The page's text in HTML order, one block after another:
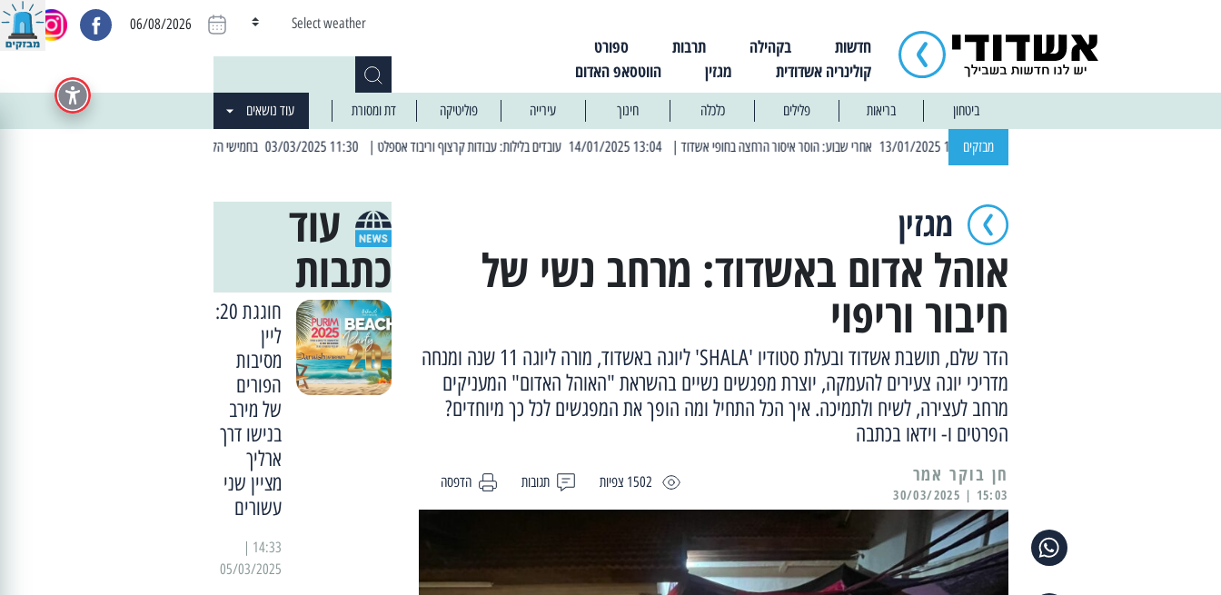
חדשות בקהילה תרבות
ספורט
קולינריה אשדודית
מגזין הווטסאפ האדום
Select weather
06/08/2026
ביטחון בריאות פלילים כלכלה חינוך עירייה פוליטיקה דת ומסורת עוד נושאים
מבזקים | 13:04 14/01/2025 עובדים בלילות: עבודות קרצוף וריבוד אספלט | 11:30 03/03/2025 בחמישי הקרוב: הרחובות בהם תהיה הפסקת חשמל יזומה
מגזין
אוהל אדום באשדוד: מרחב נשי של
חיבור וריפוי
הדר שלם, תושבת אשדוד ובעלת סטודיו 'SHALA' ליוגה באשדוד, מורה ליוגה 11 שנה ומנחה
מדריכי יוגה צעירים להעמקה, יוצרת מפגשים נשיים בהשראת "האוהל האדום" המעניקים
מרחב לעצירה, לשיח ולתמיכה. איך הכל התחיל ומה הופך את המפגשים לכל כך מיוחדים?
הפרטים ו- וידאו בכתבה
1502 צפיות תגובות הדפסה
15:03 | 30/03/2025
עוד
כתבות
חוגגת 20:
ליין
מסיבות
הפורים
של מירב
בנישו דרך
ארליך
מציין שני
עשורים
05/03/2025